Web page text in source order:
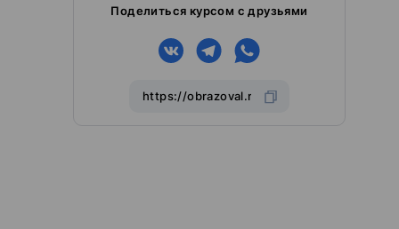
Поделиться курсом с друзьями